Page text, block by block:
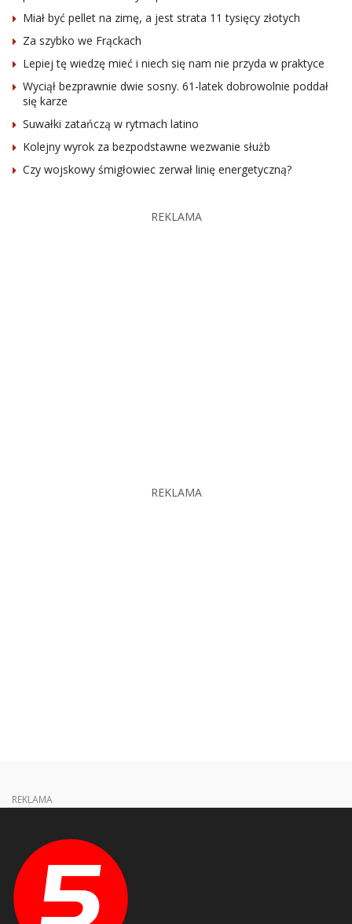
Miał być pellet na zimę, a jest strata 11 tysięcy złotych
Za szybko we Frąckach
Lepiej tę wiedzę mieć i niech się nam nie przyda w praktyce
Wyciął bezprawnie dwie sosny. 61-latek dobrowolnie poddał
się karze
Suwałki zatańczą w rytmach latino
Kolejny wyrok za bezpodstawne wezwanie służb
Czy wojskowy śmigłowiec zerwał linię energetyczną?
REKLAMA
REKLAMA
REKLAMA